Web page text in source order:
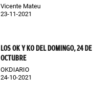
Vicente Mateu
23-11-2021
LOS OK Y KO DEL DOMINGO, 24 DE
OCTUBRE
OKDIARIO
24-10-2021